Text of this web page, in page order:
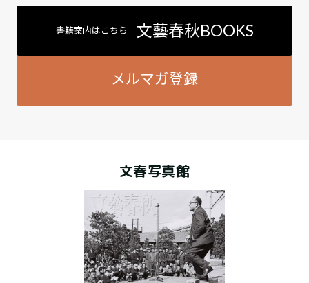
書籍案内はこちら 文藝春秋BOOKS
メルマガ登録
文春写真館